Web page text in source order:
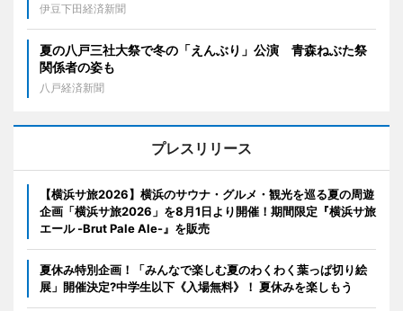
伊豆下田経済新聞
夏の八戸三社大祭で冬の「えんぶり」公演 青森ねぶた祭
関係者の姿も
八戸経済新聞
プレスリリース
【横浜サ旅2026】横浜のサウナ・グルメ・観光を巡る夏の周遊
企画「横浜サ旅2026」を8月1日より開催！期間限定『横浜サ旅
エール -Brut Pale Ale-』を販売
夏休み特別企画！「みんなで楽しむ夏のわくわく葉っぱ切り絵
展」開催決定?中学生以下《入場無料》！ 夏休みを楽しもう